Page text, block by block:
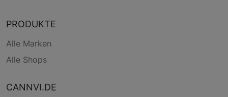
PRODUKTE
Alle Marken
Alle Shops
CANNVI.DE